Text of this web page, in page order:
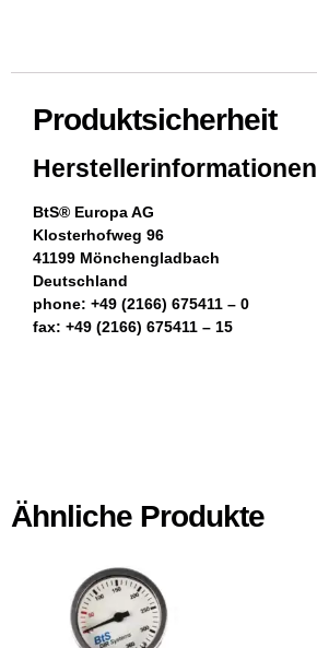
Produktsicherheit
Herstellerinformationen
BtS® Europa AG
Klosterhofweg 96
41199 Mönchengladbach
Deutschland
phone: +49 (2166) 675411 – 0
fax: +49 (2166) 675411 – 15
Ähnliche Produkte